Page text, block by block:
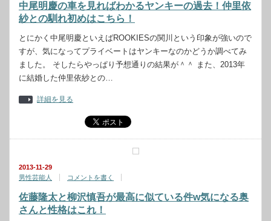
中尾明慶の車を見ればわかるヤンキーの過去！仲里依
紗との馴れ初めはこちら！
とにかく中尾明慶といえばROOKIESの関川という印象が強いので
すが、気になってプライベートはヤンキーなのかどうか調べてみ
ました。 そしたらやっぱり予想通りの結果が＾＾ また、2013年
に結婚した仲里依紗との…
詳細を見る
2013-11-29
男性芸能人
コメントを書く
佐藤隆太と柳沢慎吾が最高に似ている件w気になる奥
さんと性格はこれ！